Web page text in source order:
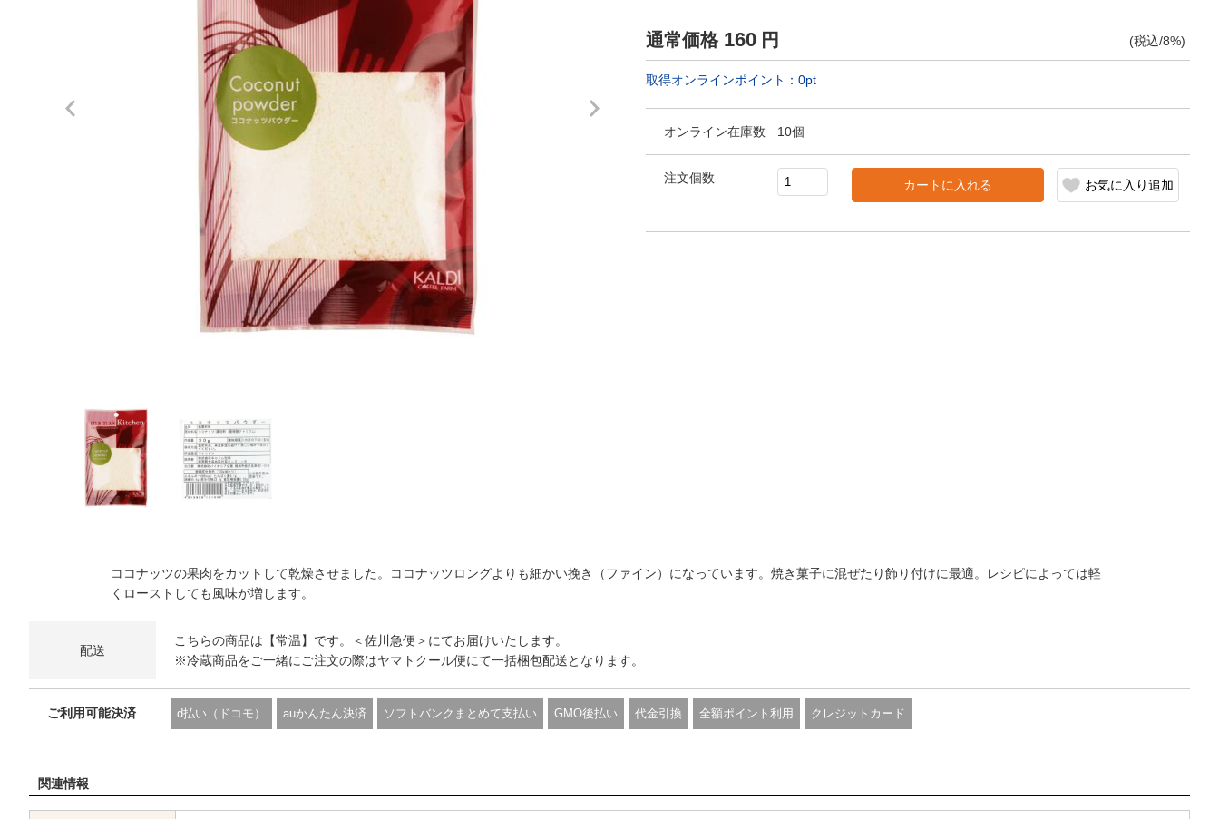
通常価格 160 円 (税込/8%)
取得オンラインポイント： 0pt
オンライン在庫数 10個
注文個数
カートに入れる お気に入り追加
ココナッツの果肉をカットして乾燥させました。ココナッツロングよりも細かい挽き（ファイン）になっています。焼き菓子に混ぜたり飾り付けに最適。レシピによっては軽
くローストしても風味が増します。
配送
こちらの商品は【常温】です。＜佐川急便＞にてお届けいたします。
※冷蔵商品をご一緒にご注文の際はヤマトクール便にて一括梱包配送となります。
ご利用可能決済 d払い（ドコモ） auかんたん決済 ソフトバンクまとめて支払い GMO後払い 代金引換 全額ポイント利用 クレジットカード
関連情報